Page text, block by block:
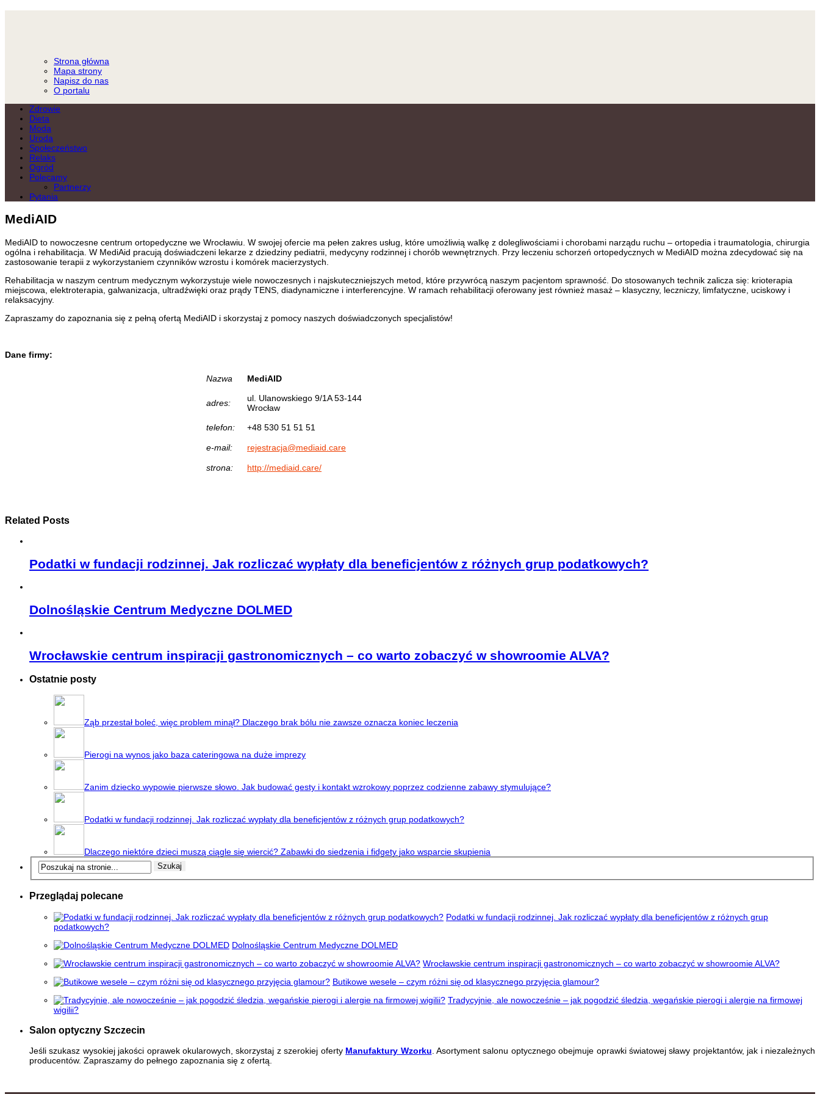
Strona główna
Mapa strony
Napisz do nas
O portalu
Zdrowie
Dieta
Moda
Uroda
Społeczeństwo
Relaks
Ogród
Polecamy
Partnerzy
Pytania
MediAID
MediAID to nowoczesne centrum ortopedyczne we Wrocławiu. W swojej ofercie ma pełen zakres usług, które umożliwią walkę z dolegliwościami i chorobami narządu ruchu – ortopedia i traumatologia, chirurgia
ogólna i rehabilitacja. W MediAid pracują doświadczeni lekarze z dziedziny pediatrii, medycyny rodzinnej i chorób wewnętrznych. Przy leczeniu schorzeń ortopedycznych w MediAID można zdecydować się na
zastosowanie terapii z wykorzystaniem czynników wzrostu i komórek macierzystych.
Rehabilitacja w naszym centrum medycznym wykorzystuje wiele nowoczesnych i najskuteczniejszych metod, które przywrócą naszym pacjentom sprawność. Do stosowanych technik zalicza się: krioterapia
miejscowa, elektroterapia, galwanizacja, ultradźwięki oraz prądy TENS, diadynamiczne i interferencyjne. W ramach rehabilitacji oferowany jest również masaż – klasyczny, leczniczy, limfatyczne, uciskowy i
relaksacyjny.
Zapraszamy do zapoznania się z pełną ofertą MediAID i skorzystaj z pomocy naszych doświadczonych specjalistów!
Dane firmy:
Nazwa MediAID
adres:
ul. Ulanowskiego 9/1A 53-144
Wrocław
telefon:
+48 530 51 51 51
e-mail: rejestracja@mediaid.care
strona: http://mediaid.care/
Related Posts
Podatki w fundacji rodzinnej. Jak rozliczać wypłaty dla beneficjentów z różnych grup podatkowych?
Dolnośląskie Centrum Medyczne DOLMED
Wrocławskie centrum inspiracji gastronomicznych – co warto zobaczyć w showroomie ALVA?
Ostatnie posty
Ząb przestał boleć, więc problem minął? Dlaczego brak bólu nie zawsze oznacza koniec leczenia
Pierogi na wynos jako baza cateringowa na duże imprezy
Zanim dziecko wypowie pierwsze słowo. Jak budować gesty i kontakt wzrokowy poprzez codzienne zabawy stymulujące?
Podatki w fundacji rodzinnej. Jak rozliczać wypłaty dla beneficjentów z różnych grup podatkowych?
Dlaczego niektóre dzieci muszą ciągle się wiercić? Zabawki do siedzenia i fidgety jako wsparcie skupienia
Przeglądaj polecane
Podatki w fundacji rodzinnej. Jak rozliczać wypłaty dla beneficjentów z różnych grup
podatkowych?
Dolnośląskie Centrum Medyczne DOLMED
Wrocławskie centrum inspiracji gastronomicznych – co warto zobaczyć w showroomie ALVA?
Butikowe wesele – czym różni się od klasycznego przyjęcia glamour?
Tradycyjnie, ale nowocześnie – jak pogodzić śledzia, wegańskie pierogi i alergie na firmowej
wigilii?
Salon optyczny Szczecin
Jeśli szukasz wysokiej jakości oprawek okularowych, skorzystaj z szerokiej oferty Manufaktury Wzorku. Asortyment salonu optycznego obejmuje oprawki światowej sławy projektantów, jak i niezależnych
producentów. Zapraszamy do pełnego zapoznania się z ofertą.